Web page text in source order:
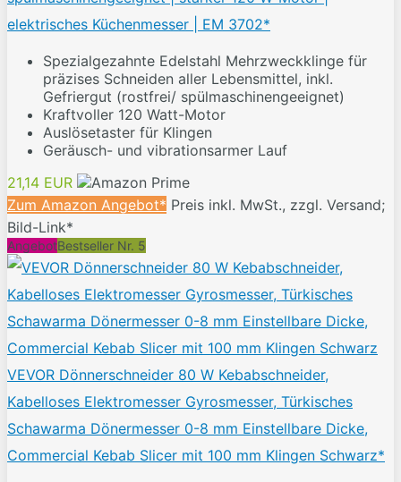
elektrisches Küchenmesser | EM 3702*
Spezialgezahnte Edelstahl Mehrzweckklinge für
präzises Schneiden aller Lebensmittel, inkl.
Gefriergut (rostfrei/­ spülmaschinengeeignet)
Kraftvoller 120 Watt-Motor
Auslösetaster für Klingen
Geräusch- und vibrationsarmer Lauf
21,14 EUR
Zum Amazon Angebot* Preis inkl. MwSt., zzgl. Versand;
Bild-Link*
AngebotBestseller Nr. 5
VEVOR Dönnerschneider 80 W Kebabschneider,
Kabelloses Elektromesser Gyrosmesser, Türkisches
Schawarma Dönermesser 0-8 mm Einstellbare Dicke,
Commercial Kebab Slicer mit 100 mm Klingen Schwarz*